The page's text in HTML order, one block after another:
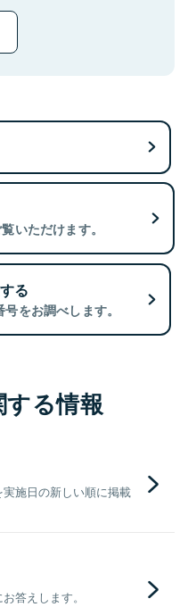
いただけます。
る
をお調べします。
る情報
施日の新しい順に掲載
答えします。